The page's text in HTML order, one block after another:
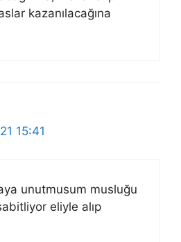
kazanılacağına
15:41
unutmusum musluğu
eliyle alıp